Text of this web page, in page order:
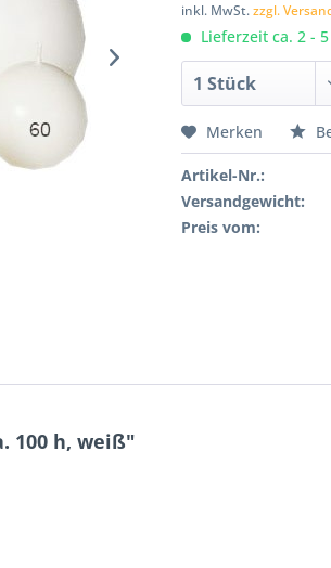
inkl. MwSt.zzgl.
Lieferzeit ca. 2 -
Merken
Artikel-Nr.:
Versandgewicht:
Preis vom:
100 h, weiß"